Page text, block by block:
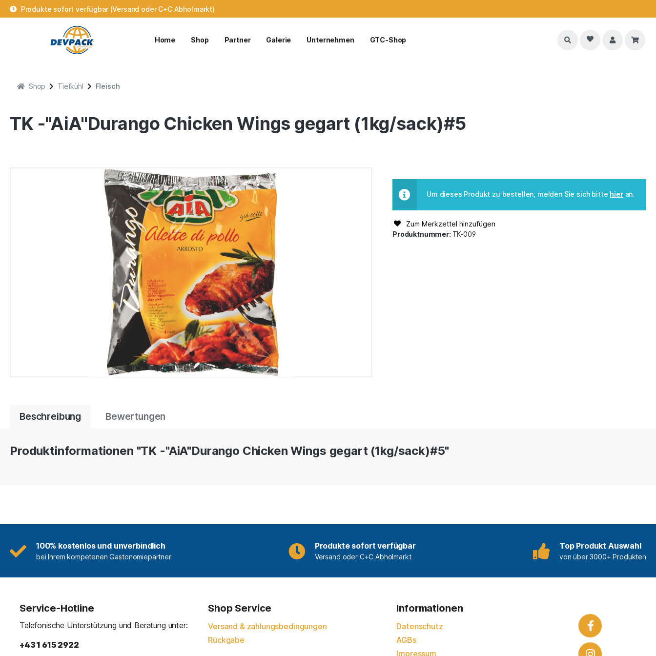
Produkte sofort verfügbar (Versand oder C+C Abholmarkt)
Home Shop Partner Galerie Unternehmen GTC-Shop
Shop Tiefkühl Fleisch
TK -"AiA"Durango Chicken Wings gegart (1kg/sack)#5
Um dieses Produkt zu bestellen, melden Sie sich bitte hieran.
Zum Merkzettel hinzufügen
Produktnummer: TK-009
Beschreibung Bewertungen
Produktinformationen "TK -"AiA"Durango Chicken Wings gegart (1kg/sack)#5"
100% kostenlos und unverbindlich
bei Ihrem kompetenen Gastonomiepartner
Produkte sofort verfügbar
Versand oder C+C Abholmarkt
Top Produkt Auswahl
von über 3000+ Produkten
Service-Hotline
Telefonische Unterstützung und Beratung unter:
+43 1 615 2922
Shop Service
Versand & zahlungsbedingungen
Rückgabe
Informationen
Datenschutz
AGBs
Impressum